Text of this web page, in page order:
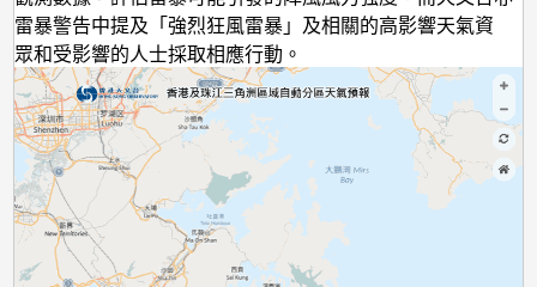
雷暴警告中提及「強烈狂風雷暴」及相關的高影響天氣資
眾和受影響的人士採取相應行動。